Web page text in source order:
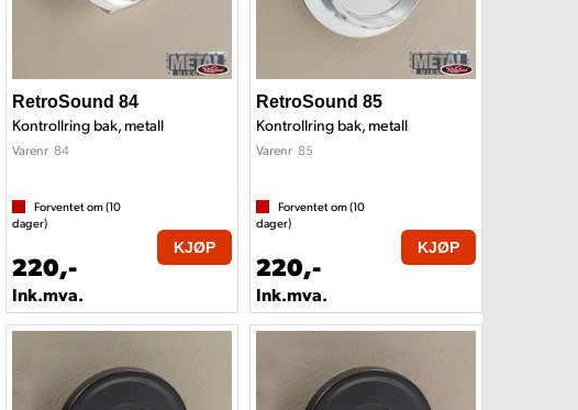
RetroSound 84
Kontrollring bak, metall
Varenr 84
Forventet om (10
dager)
220,-
Ink.mva.
KJØP
RetroSound 85
Kontrollring bak, metall
Varenr 85
Forventet om (10
dager)
220,-
Ink.mva.
KJØP